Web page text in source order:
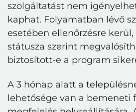
szolgáltatást nem
kaphat. Folyamatban lévő
esetében ellenőrzésre kerül
státusza szerint
biztosított-e a program
A 3 hónap alatt a
lehetősége van a bemeneti